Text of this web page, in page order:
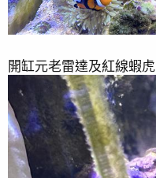
開缸元老雷達及紅線蝦虎